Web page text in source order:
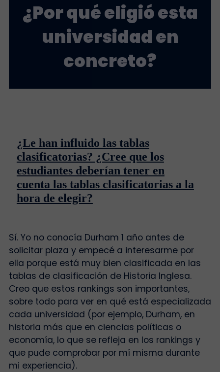
¿Por qué eligió esta
universidad en
concreto?
¿Le han influido las tablas
clasificatorias? ¿Cree que los
estudiantes deberían tener en
cuenta las tablas clasificatorias a la
hora de elegir?
Sí. Yo no conocía Durham 1 año antes de
solicitar plaza y empecé a interesarme por
ella porque está muy bien clasificada en las
tablas de clasificación de Historia Inglesa.
Creo que estos rankings son importantes,
sobre todo para ver en qué está especializada
cada universidad (por ejemplo, Durham, en
historia más que en ciencias políticas o
economía, lo que se refleja en los rankings y
que pude comprobar por mí misma durante
mi experiencia).